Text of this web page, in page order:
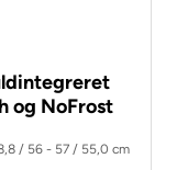
og NoFrost
/ 56 - 57 / 55,0 cm